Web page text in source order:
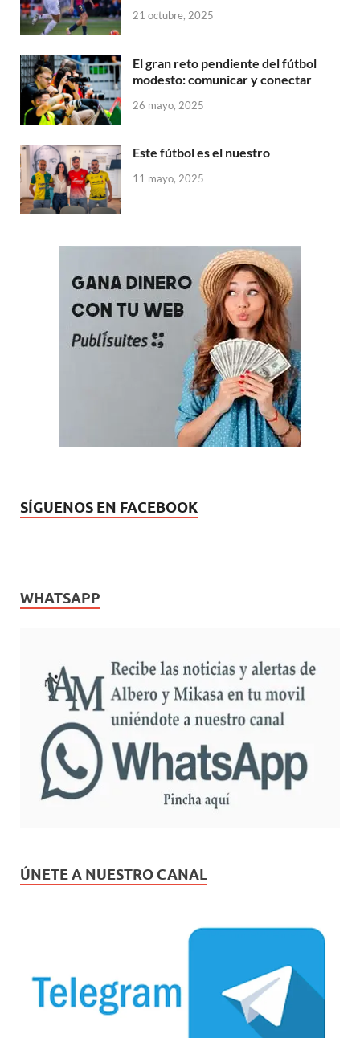
21 octubre, 2025
El gran reto pendiente del fútbol
modesto: comunicar y conectar
26 mayo, 2025
Este fútbol es el nuestro
11 mayo, 2025
SÍGUENOS EN FACEBOOK
WHATSAPP
ÚNETE A NUESTRO CANAL